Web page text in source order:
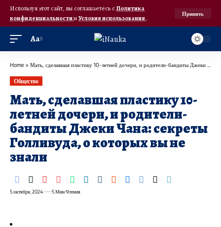
Используя этот сайт, вы соглашаетесь с Политика
конфиденциальностииУсловия использования.
Принять
Аа
Home » Мать, сделавшая пластику 10-летней дочери, и родители-бандиты Джеки Чана: секреты Голливуда, о которых вы не знали
Общество
Мать, сделавшая пластику 10-
летней дочери, и родители-
бандиты Джеки Чана: секреты
Голливуда, о которых вы не
знали
5 октября, 2024 5 Мин Чтения